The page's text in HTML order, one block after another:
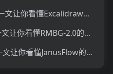
Excalidraw是什么？一文让你看懂Excalidraw的技术原理、主要功能、应用场景
RMBG-2.0是什么？一文让你看懂RMBG-2.0的技术原理、主要功能、应用场景
JanusFlow是什么？一文让你看懂JanusFlow的技术原理、主要功能、应用场景